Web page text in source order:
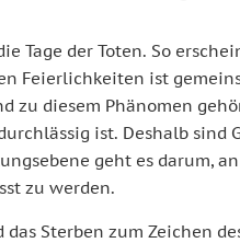
Tage der Toten. So
Feierlichkeiten ist
zu diesem Phänomen
ist. Deshalb sind
geht es darum,
zu werden.
Sterben zum Zeichen